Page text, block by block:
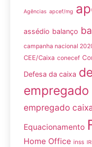
Agências apcef/mg
assédio balanço
campanha nacional
CEE/Caixa conecef
Defesa da caixa
empregado
empregado
Equacionamento
Home Office inss